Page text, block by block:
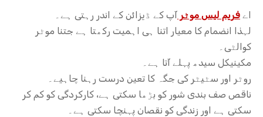
اے فریم لیس موٹر آپ کے ڈیزائن کے اندر رہتی ہے۔
لہذا انضمام کا معیار اتنا ہی اہمیت رکھتا ہے جتنا موٹر
کوالٹی۔
مکینیکل سیدھ پہلے آتا ہے۔
روٹر اور سٹیٹر کی جگہ کا تعین درست رہنا چاہیے۔
ناقص صف بندی شور کو بڑھا سکتی ہے، کارکردگی کو کم کر
سکتی ہے اور زندگی کو نقصان پہنچا سکتی ہے۔